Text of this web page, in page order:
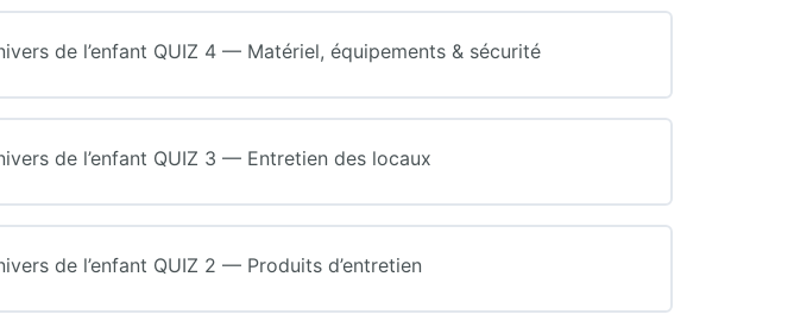
de l’enfant QUIZ 4 — Matériel, équipements & sécurité
de l’enfant QUIZ 3 — Entretien des locaux
de l’enfant QUIZ 2 — Produits d’entretien